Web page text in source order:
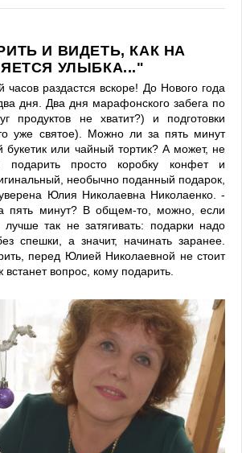
И ВИДЕТЬ, КАК НА
УЛЫБКА..."
часов раздастся вскоре! До Нового года
дня. Два дня марафонского забега по
продуктов не хватит?) и подготовки
уже святое). Можно ли за пять минут
букетик или чайный тортик? А может, не
подарить просто коробку конфет и
необычно поданный подарок,
Юлия Николаевна Николаенко. -
пять минут? В общем-то, можно, если
так не затягивать: подарки надо
спешки, а значит, начинать заранее.
перед Юлией Николаевной не стоит
встанет вопрос, кому подарить.